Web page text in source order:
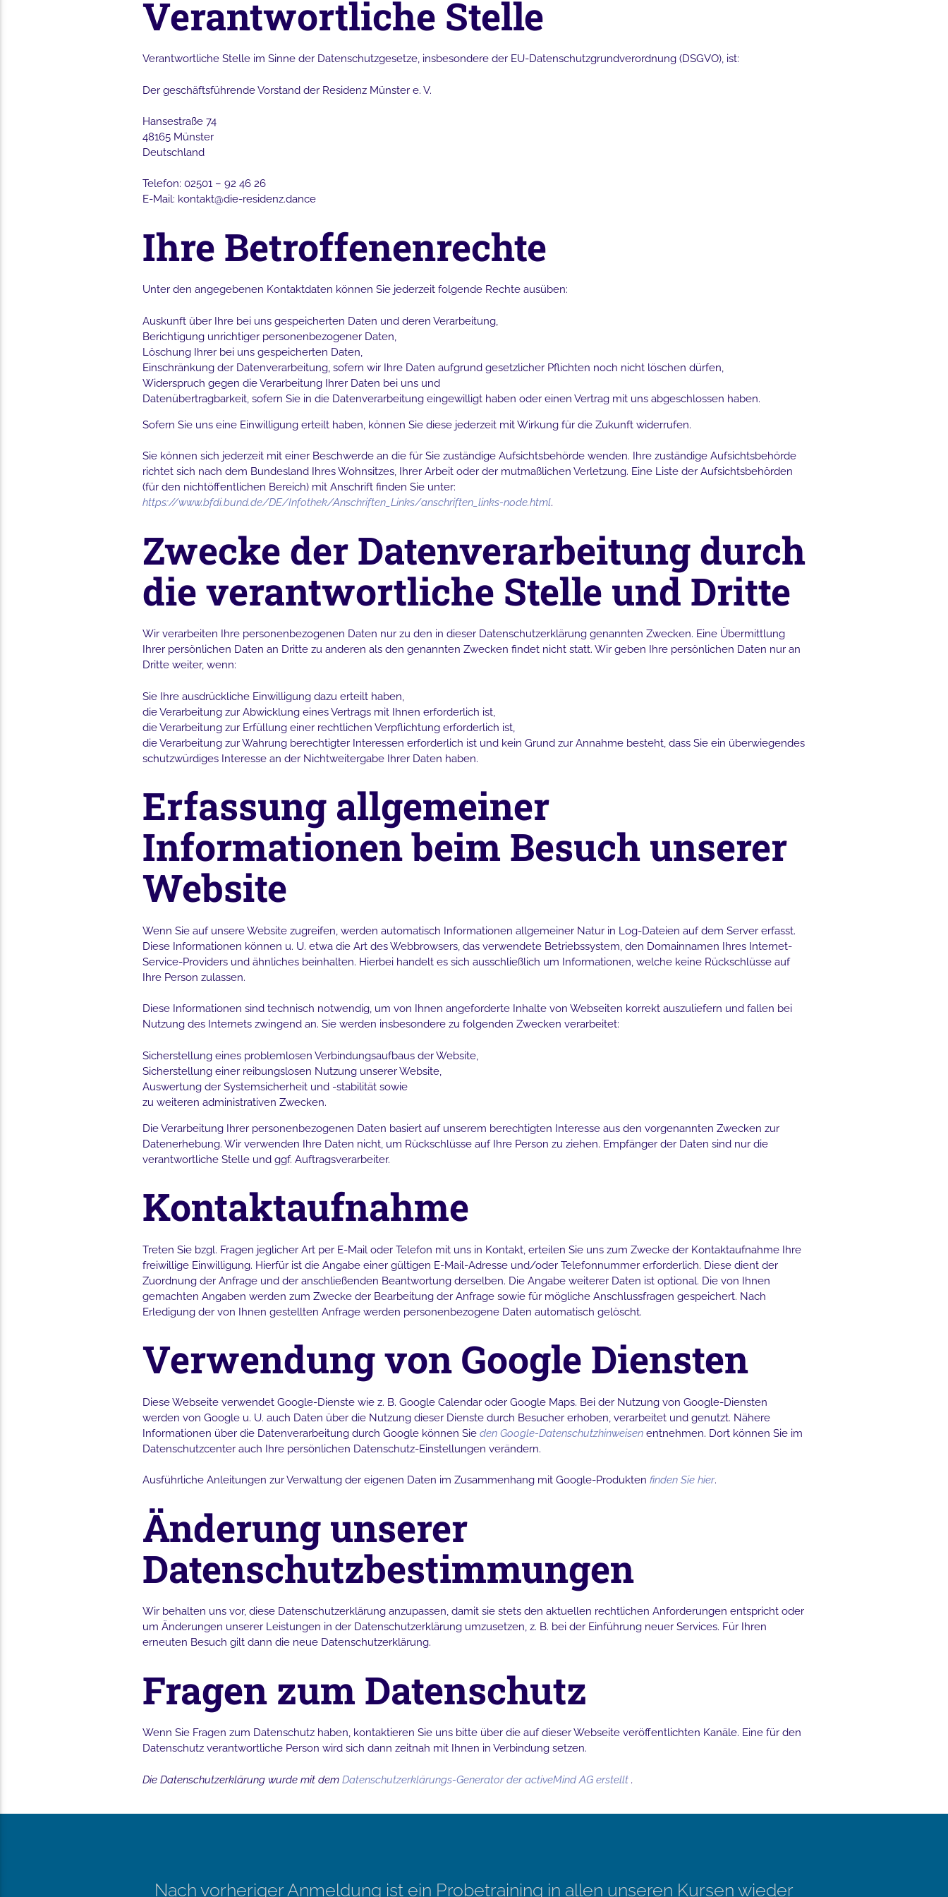
Verantwortliche Stelle
Verantwortliche Stelle im Sinne der Datenschutzgesetze, insbesondere der EU-Datenschutzgrundverordnung (DSGVO), ist:
Der geschäftsführende Vorstand der Residenz Münster e. V.
Hansestraße 74
48165 Münster
Deutschland
Telefon: 02501 – 92 46 26
E-Mail: kontakt@die-residenz.dance
Ihre Betroffenenrechte
Unter den angegebenen Kontaktdaten können Sie jederzeit folgende Rechte ausüben:
Auskunft über Ihre bei uns gespeicherten Daten und deren Verarbeitung,
Berichtigung unrichtiger personenbezogener Daten,
Löschung Ihrer bei uns gespeicherten Daten,
Einschränkung der Datenverarbeitung, sofern wir Ihre Daten aufgrund gesetzlicher Pflichten noch nicht löschen dürfen,
Widerspruch gegen die Verarbeitung Ihrer Daten bei uns und
Datenübertragbarkeit, sofern Sie in die Datenverarbeitung eingewilligt haben oder einen Vertrag mit uns abgeschlossen haben.
Sofern Sie uns eine Einwilligung erteilt haben, können Sie diese jederzeit mit Wirkung für die Zukunft widerrufen.
Sie können sich jederzeit mit einer Beschwerde an die für Sie zuständige Aufsichtsbehörde wenden. Ihre zuständige Aufsichtsbehörde
richtet sich nach dem Bundesland Ihres Wohnsitzes, Ihrer Arbeit oder der mutmaßlichen Verletzung. Eine Liste der Aufsichtsbehörden
(für den nichtöffentlichen Bereich) mit Anschrift finden Sie unter:
https://www.bfdi.bund.de/DE/Infothek/Anschriften_Links/anschriften_links-node.html.
Zwecke der Datenverarbeitung durch
die verantwortliche Stelle und Dritte
Wir verarbeiten Ihre personenbezogenen Daten nur zu den in dieser Datenschutzerklärung genannten Zwecken. Eine Übermittlung
Ihrer persönlichen Daten an Dritte zu anderen als den genannten Zwecken findet nicht statt. Wir geben Ihre persönlichen Daten nur an
Dritte weiter, wenn:
Sie Ihre ausdrückliche Einwilligung dazu erteilt haben,
die Verarbeitung zur Abwicklung eines Vertrags mit Ihnen erforderlich ist,
die Verarbeitung zur Erfüllung einer rechtlichen Verpflichtung erforderlich ist,
die Verarbeitung zur Wahrung berechtigter Interessen erforderlich ist und kein Grund zur Annahme besteht, dass Sie ein überwiegendes
schutzwürdiges Interesse an der Nichtweitergabe Ihrer Daten haben.
Erfassung allgemeiner
Informationen beim Besuch unserer
Website
Wenn Sie auf unsere Website zugreifen, werden automatisch Informationen allgemeiner Natur in Log-Dateien auf dem Server erfasst.
Diese Informationen können u. U. etwa die Art des Webbrowsers, das verwendete Betriebssystem, den Domainnamen Ihres Internet-
Service-Providers und ähnliches beinhalten. Hierbei handelt es sich ausschließlich um Informationen, welche keine Rückschlüsse auf
Ihre Person zulassen.
Diese Informationen sind technisch notwendig, um von Ihnen angeforderte Inhalte von Webseiten korrekt auszuliefern und fallen bei
Nutzung des Internets zwingend an. Sie werden insbesondere zu folgenden Zwecken verarbeitet:
Sicherstellung eines problemlosen Verbindungsaufbaus der Website,
Sicherstellung einer reibungslosen Nutzung unserer Website,
Auswertung der Systemsicherheit und -stabilität sowie
zu weiteren administrativen Zwecken.
Die Verarbeitung Ihrer personenbezogenen Daten basiert auf unserem berechtigten Interesse aus den vorgenannten Zwecken zur
Datenerhebung. Wir verwenden Ihre Daten nicht, um Rückschlüsse auf Ihre Person zu ziehen. Empfänger der Daten sind nur die
verantwortliche Stelle und ggf. Auftragsverarbeiter.
Kontaktaufnahme
Treten Sie bzgl. Fragen jeglicher Art per E-Mail oder Telefon mit uns in Kontakt, erteilen Sie uns zum Zwecke der Kontaktaufnahme Ihre
freiwillige Einwilligung. Hierfür ist die Angabe einer gültigen E-Mail-Adresse und/oder Telefonnummer erforderlich. Diese dient der
Zuordnung der Anfrage und der anschließenden Beantwortung derselben. Die Angabe weiterer Daten ist optional. Die von Ihnen
gemachten Angaben werden zum Zwecke der Bearbeitung der Anfrage sowie für mögliche Anschlussfragen gespeichert. Nach
Erledigung der von Ihnen gestellten Anfrage werden personenbezogene Daten automatisch gelöscht.
Verwendung von Google Diensten
Diese Webseite verwendet Google-Dienste wie z. B. Google Calendar oder Google Maps. Bei der Nutzung von Google-Diensten
werden von Google u. U. auch Daten über die Nutzung dieser Dienste durch Besucher erhoben, verarbeitet und genutzt. Nähere
Informationen über die Datenverarbeitung durch Google können Sie den Google-Datenschutzhinweisenentnehmen. Dort können Sie im
Datenschutzcenter auch Ihre persönlichen Datenschutz-Einstellungen verändern.
Ausführliche Anleitungen zur Verwaltung der eigenen Daten im Zusammenhang mit Google-Produkten finden Sie hier.
Änderung unserer
Datenschutzbestimmungen
Wir behalten uns vor, diese Datenschutzerklärung anzupassen, damit sie stets den aktuellen rechtlichen Anforderungen entspricht oder
um Änderungen unserer Leistungen in der Datenschutzerklärung umzusetzen, z. B. bei der Einführung neuer Services. Für Ihren
erneuten Besuch gilt dann die neue Datenschutzerklärung.
Fragen zum Datenschutz
Wenn Sie Fragen zum Datenschutz haben, kontaktieren Sie uns bitte über die auf dieser Webseite veröffentlichten Kanäle. Eine für den
Datenschutz verantwortliche Person wird sich dann zeitnah mit Ihnen in Verbindung setzen.
Die Datenschutzerklärung wurde mit dem Datenschutzerklärungs-Generator der activeMind AG erstellt .
Nach vorheriger Anmeldung ist ein Probetraining in allen unseren Kursen wieder